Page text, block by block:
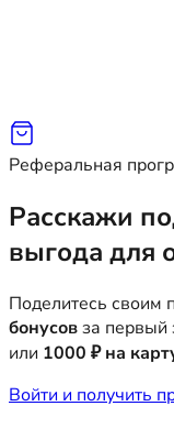
Реферальная
Расскажи
выгода для
Поделитесь своим
бонусовза первый
или 1000 ₽ на
Войти и получить